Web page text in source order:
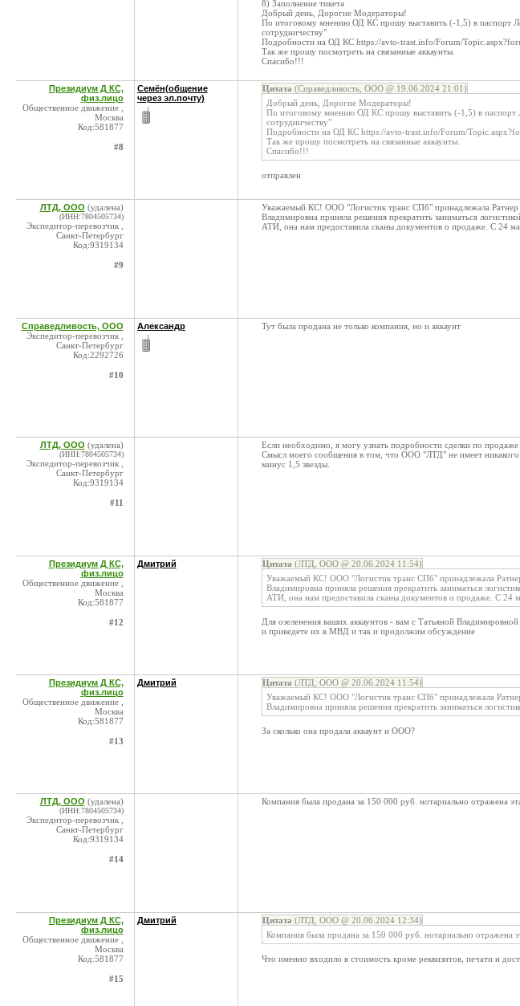
8) Заполнение тикета
Добрый день, Дорогие Модераторы!
По итоговому мнению ОД КС прошу выставить (-1,5) в паспорт
сотрудничеству"
Подробности на ОД КС https://avto-trast.info/Forum/
Так же прошу посмотреть на связанные аккаунты.
Спасибо!!!
Президиум Д КС,
физ.лицо
Общественное движение ,
Москва
Код:581877
#8
Семён(общение
через эл.почту)
Цитата (Справедливость, ООО @ 19.06.2024 21:01)
Добрый день, Дорогие Модераторы!
По итоговому мнению ОД КС прошу выставить (-1,5) в паспорт
сотрудничеству"
Подробности на ОД КС https://avto-trast.info/Forum/
Так же прошу посмотреть на связанные аккаунты.
Спасибо!!!
отправлен
ЛТД, ООО (удалена)
(ИНН:7804505734)
Экспедитор-перевозчик ,
Санкт-Петербург
Код:9319134
#9
Уважаемый КС! ООО "Логистик транс СПб" принадлежала Ратнер
Владимировна приняла решения прекратить заниматься
АТИ, она нам предоставила сканы документов о продаже. С 24
Справедливость, ООО
Экспедитор-перевозчик ,
Санкт-Петербург
Код:2292726
#10
Александр Тут была продана не только компания, но и аккаунт
ЛТД, ООО (удалена)
(ИНН:7804505734)
Экспедитор-перевозчик ,
Санкт-Петербург
Код:9319134
#11
Если необходимо, я могу узнать подробности сделки по
Смысл моего сообщения в том, что ООО "ЛТД" не имеет
минус 1,5 звезды.
Президиум Д КС,
физ.лицо
Общественное движение ,
Москва
Код:581877
#12
Дмитрий Цитата (ЛТД, ООО @ 20.06.2024 11:54)
Уважаемый КС! ООО "Логистик транс СПб" принадлежала
Владимировна приняла решения прекратить заниматься
АТИ, она нам предоставила сканы документов о продаже. С 24
Для озеленения ваших аккаунтов - вам с Татьяной
и приведете их в МВД и так и продолжим обсуждение
Президиум Д КС,
физ.лицо
Общественное движение ,
Москва
Код:581877
#13
Дмитрий Цитата (ЛТД, ООО @ 20.06.2024 11:54)
Уважаемый КС! ООО "Логистик транс СПб" принадлежала
Владимировна приняла решения прекратить заниматься
За сколько она продала аккаунт и ООО?
ЛТД, ООО (удалена)
(ИНН:7804505734)
Экспедитор-перевозчик ,
Санкт-Петербург
Код:9319134
#14
Компания была продана за 150 000 руб. нотариально отражена
Президиум Д КС,
физ.лицо
Общественное движение ,
Москва
Код:581877
#15
Дмитрий Цитата (ЛТД, ООО @ 20.06.2024 12:34)
Компания была продана за 150 000 руб. нотариально отражена
Что именно входило в стоимость кроме реквизитов, печати и